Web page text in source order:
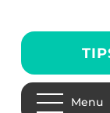
Menu